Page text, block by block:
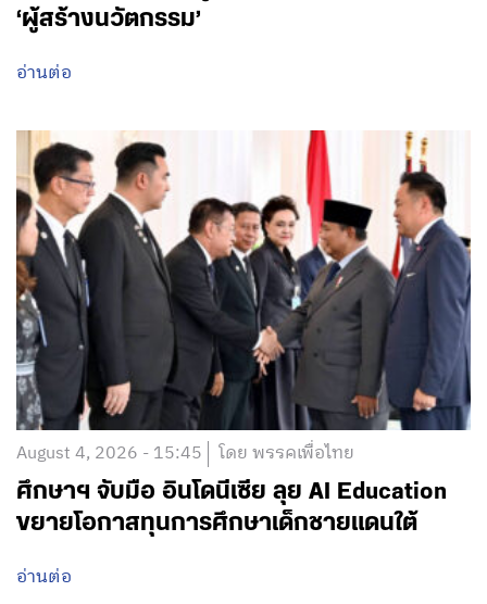
‘ผู้สร้างนวัตกรรม’
อ่านต่อ
August 4, 2026 - 15:45 โดย พรรคเพื่อไทย
ศึกษาฯ จับมือ อินโดนีเซีย ลุย AI Education
ขยายโอกาสทุนการศึกษาเด็กชายแดนใต้
อ่านต่อ